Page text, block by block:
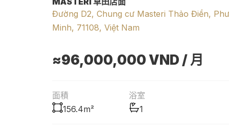
Đường D2, Chung cư Masteri Thảo Điền,
Minh, 71108, Việt Nam
≈96,000,000VND / 月
面積
156.4m²
浴室
1